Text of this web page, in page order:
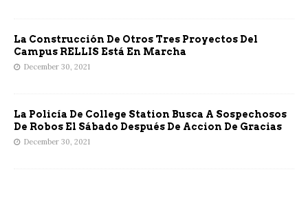
La Construcción De Otros Tres Proyectos Del
Campus RELLIS Está En Marcha
December 30, 2021
La Policía De College Station Busca A Sospechosos
De Robos El Sábado Después De Accion De Gracias
December 30, 2021